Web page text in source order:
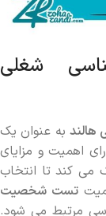
شغلی
هالند به عنوان یک
اهمیت و مزایای
می‌ کند تا انتخاب
تست شخصیت
مرتبط می ‌شود.